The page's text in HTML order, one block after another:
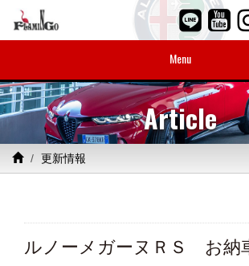
Menu
Article
更新情報
ルノーメガーヌＲＳ お